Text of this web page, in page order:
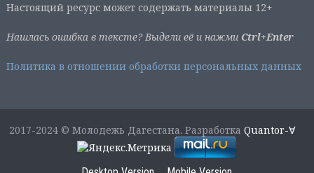
Настоящий ресурс может содержать материалы 12+
Нашлась ошибка в тексте? Выдели её и нажми Ctrl+Enter
Политика в отношении обработки персональных данных
2017-2024 © Молодежь Дагестана. РазработкаQuantor-∀